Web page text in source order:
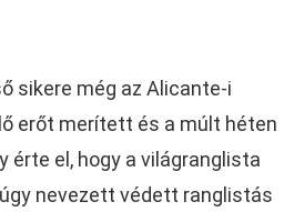
sikere még az Alicante-i
erőt merített és a múlt héten
érte el, hogy a világranglista
nevezett védett ranglistás